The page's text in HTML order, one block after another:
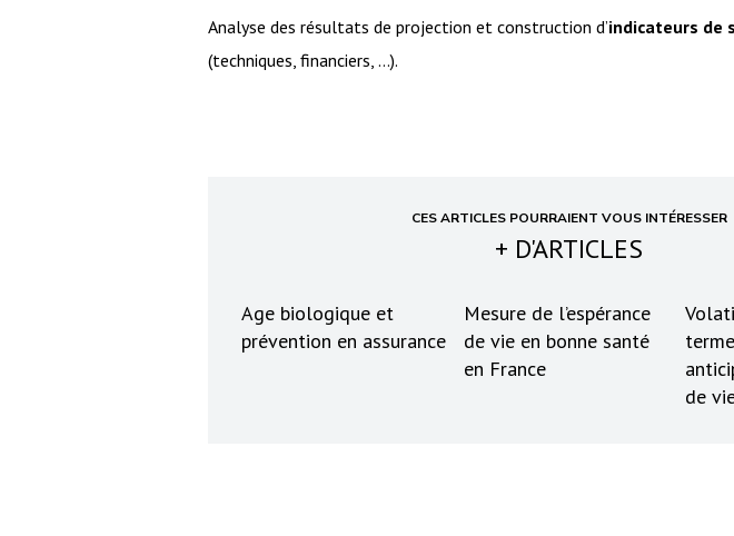
Analyse des résultats de projection et construction d’indicateurs de
(techniques, financiers, …).
CES ARTICLES POURRAIENT VOUS INTÉRESSER
+ D'ARTICLES
Age biologique et
prévention en assurance
Mesure de l’espérance
de vie en bonne santé
en France
de